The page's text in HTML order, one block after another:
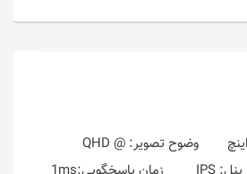
اندازه نمایشگر: 27.0 اینچ وضوح تصویر: QHD @